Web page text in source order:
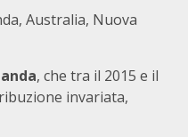
Australia, Nuova
, che tra il 2015 e il
invariata,